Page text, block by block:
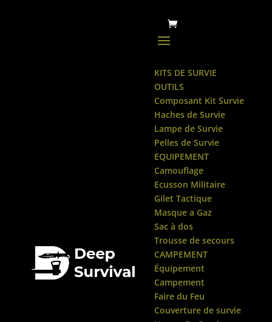
KITS DE SURVIE
OUTILS
Composant Kit Survie
Haches de Survie
Lampe de Survie
Pelles de Survie
EQUIPEMENT
Camouflage
Ecusson Militaire
Gilet Tactique
Masque a Gaz
Sac à dos
Trousse de secours
CAMPEMENT
Équipement
Campement
Faire du Feu
Couverture de survie